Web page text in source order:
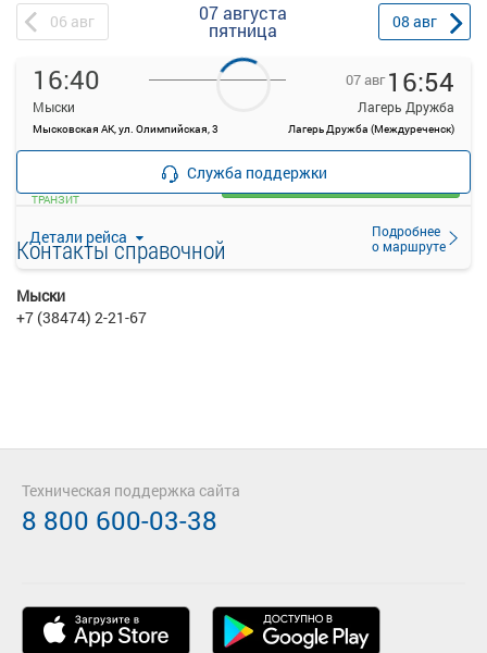
06 авг 07 августа
пятница 08 авг
16:40
Мыски
Мысковская АК, ул. Олимпийская, 3
07 авг 16:54
Лагерь Дружба
Лагерь Дружба (Междуреченск)
Детали рейса
Подробнее
о маршруте
—
ТРАНЗИТ
Загрузить цену
Служба поддержки
Контакты справочной
Мыски
+7 (38474) 2-21-67
Техническая поддержка сайта
8 800 600-03-38